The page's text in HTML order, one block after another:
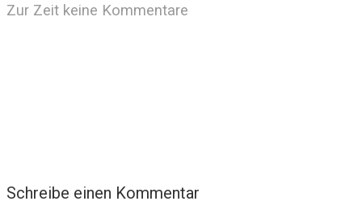
Zur Zeit keine Kommentare
Schreibe einen Kommentar